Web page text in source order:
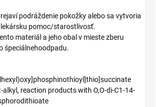
podráždenie pokožky alebo sa vytvoria
pomoc/starostlivosť.
materiál a jeho obal v mieste zberu
špeciálnehoodpadu.
alkyl, reaction products with O,O-di-C1-14-